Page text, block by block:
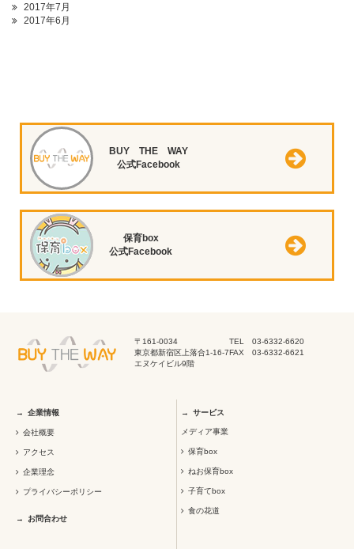
2017年7月
2017年6月
BUY THE WAY
公式Facebook
保育box
公式Facebook
〒161-0034
東京都新宿区上落合1-16-7
エヌケイビル9階
TEL 03-6332-6620
FAX 03-6332-6621
企業情報
会社概要
アクセス
企業理念
プライバシーポリシー
お問合わせ
サービス
メディア事業
保育box
ねお保育box
子育てbox
食の花道